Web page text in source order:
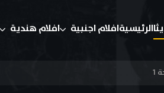
الرئيسيةافلام اجنبية افلام هندية
1